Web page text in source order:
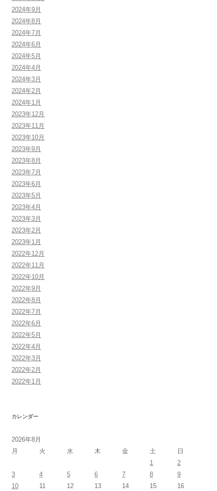
2024年9月
2024年8月
2024年7月
2024年6月
2024年5月
2024年4月
2024年3月
2024年2月
2024年1月
2023年12月
2023年11月
2023年10月
2023年9月
2023年8月
2023年7月
2023年6月
2023年5月
2023年4月
2023年3月
2023年2月
2023年1月
2022年12月
2022年11月
2022年10月
2022年9月
2022年8月
2022年7月
2022年6月
2022年5月
2022年4月
2022年3月
2022年2月
2022年1月
カレンダー
2026年8月
月
火 水 木 金 土
日
1
2
3
4 5 6 7 8
9
10
11 12 13 14 15 16